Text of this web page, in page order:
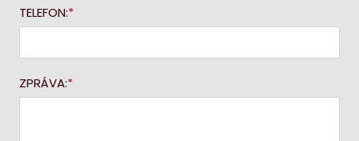
TELEFON:
ZPRÁVA: